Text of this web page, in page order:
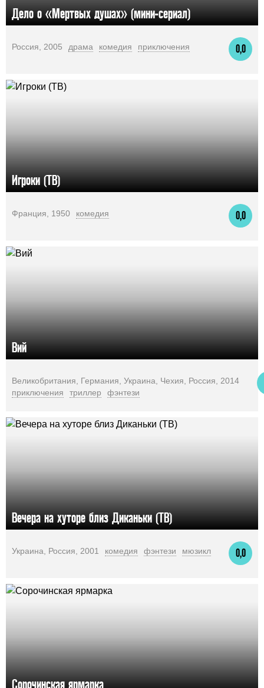
Дело о «Мертвых душах» (мини-сериал)
0,0
Россия, 2005 драма комедия приключения
Игроки (ТВ)
0,0
Франция, 1950 комедия
Вий
Великобритания, Германия, Украина, Чехия, Россия, 2014
приключения
триллер фэнтези
Вечера на хуторе близ Диканьки (ТВ)
0,0
Украина, Россия, 2001 комедия фэнтези мюзикл
Сорочинская ярмарка